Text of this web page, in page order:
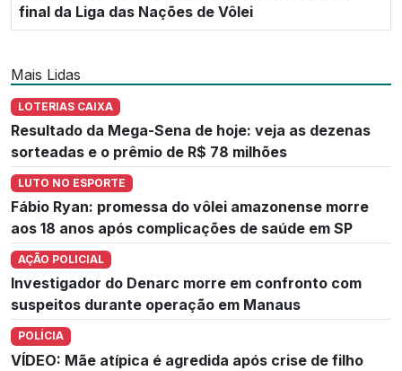
final da Liga das Nações de Vôlei
Mais Lidas
LOTERIAS CAIXA
Resultado da Mega-Sena de hoje: veja as dezenas
sorteadas e o prêmio de R$ 78 milhões
LUTO NO ESPORTE
Fábio Ryan: promessa do vôlei amazonense morre
aos 18 anos após complicações de saúde em SP
AÇÃO POLICIAL
Investigador do Denarc morre em confronto com
suspeitos durante operação em Manaus
POLÍCIA
VÍDEO: Mãe atípica é agredida após crise de filho